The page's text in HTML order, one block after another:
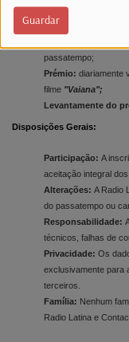
Guardar
às 10h00;
Como Participar:
o
passatempo;
Prémio: diariamente
filme "Vaiana";
Levantamente do
Disposições Gerais:
Participação: A
aceitação integral
Alterações: A Radio
do passatempo ou
Responsabilidade:
técnicos, falhas de
Privacidade: Os
exclusivamente para
terceiros.
Família: Nenhum
Radio Latina e